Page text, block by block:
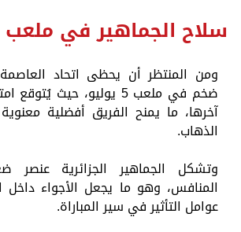
سلاح الجماهير في ملعب 5 يوليو
ومن المنتظر أن يحظى اتحاد
ضخم في ملعب 5 يوليو، حيث
آخرها، ما يمنح الفريق أفضلية
الذهاب.
وتشكل الجماهير الجزائرية
المنافس، وهو ما يجعل الأجواء
عوامل التأثير في سير المباراة.